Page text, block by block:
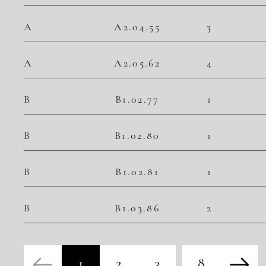
A A2.04.55 3
A A2.05.62 4
B B1.02.77 1
B B1.02.80 1
B B1.02.81 1
B B1.03.86 2